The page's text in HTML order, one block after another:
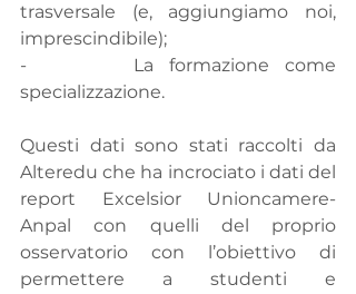
trasversale (e, aggiungiamo noi,
imprescindibile);
-       La formazione come
specializzazione.
Questi dati sono stati raccolti da
Alteredu che ha incrociato i dati del
report Excelsior Unioncamere-
Anpal con quelli del proprio
osservatorio con l’obiettivo di
permettere a studenti e